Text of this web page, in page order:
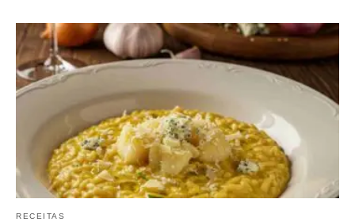
RECEITAS